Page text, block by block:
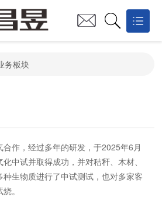
务板块
作，经过多年的研发，于2025年6月
中试并取得成功，并对秸秆、木材、
生物质进行了中试测试，也对多家客
。